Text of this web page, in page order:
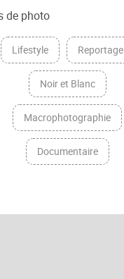
de photo
Lifestyle Reportage
Noir et Blanc
Macrophotographie
Documentaire